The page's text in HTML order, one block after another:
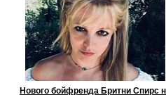
Нового бойфренда Бритни Спирс